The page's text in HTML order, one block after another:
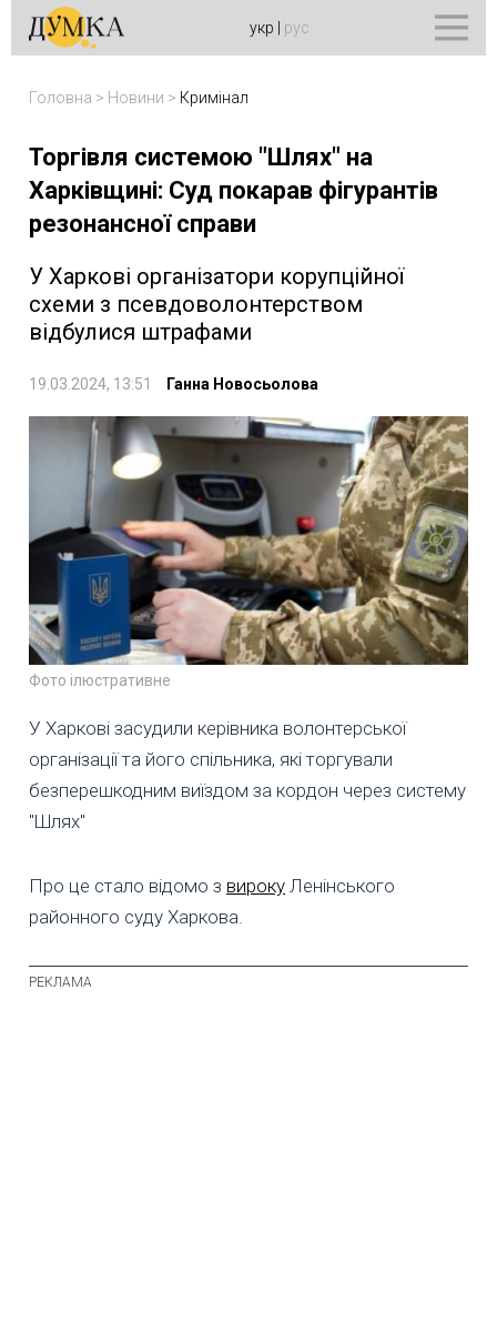
укр рус
Головна > Новини > Кримінал
Торгівля системою "Шлях" на
Харківщині: Суд покарав фігурантів
резонансної справи
У Харкові організатори корупційної
схеми з псевдоволонтерством
відбулися штрафами
19.03.2024, 13:51 Ганна Новосьолова
Фото ілюстративне
У Харкові засудили керівника волонтерської
організації та його спільника, які торгували
безперешкодним виїздом за кордон через систему
"Шлях"
Про це стало відомо з вироку Ленінського
районного суду Харкова.